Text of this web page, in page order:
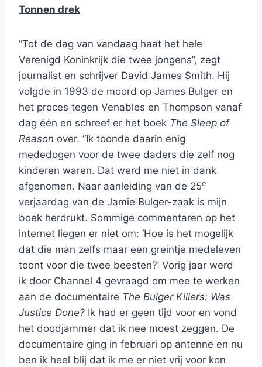
Tonnen drek
“Tot de dag van vandaag haat het hele
Verenigd Koninkrijk die twee jongens”, zegt
journalist en schrijver David James Smith. Hij
volgde in 1993 de moord op James Bulger en
het proces tegen Venables en Thompson vanaf
dag één en schreef er het boek The Sleep of
Reason over. “Ik toonde daarin enig
mededogen voor de twee daders die zelf nog
kinderen waren. Dat werd me niet in dank
afgenomen. Naar aanleiding van de 25e
verjaardag van de Jamie Bulger-zaak is mijn
boek herdrukt. Sommige commentaren op het
internet liegen er niet om: ‘Hoe is het mogelijk
dat die man zelfs maar een greintje medeleven
toont voor die twee beesten?’ Vorig jaar werd
ik door Channel 4 gevraagd om mee te werken
aan de documentaire The Bulger Killers: Was
Justice Done? Ik had er geen tijd voor en vond
het doodjammer dat ik nee moest zeggen. De
documentaire ging in februari op antenne en nu
ben ik heel blij dat ik me er niet vrij voor kon